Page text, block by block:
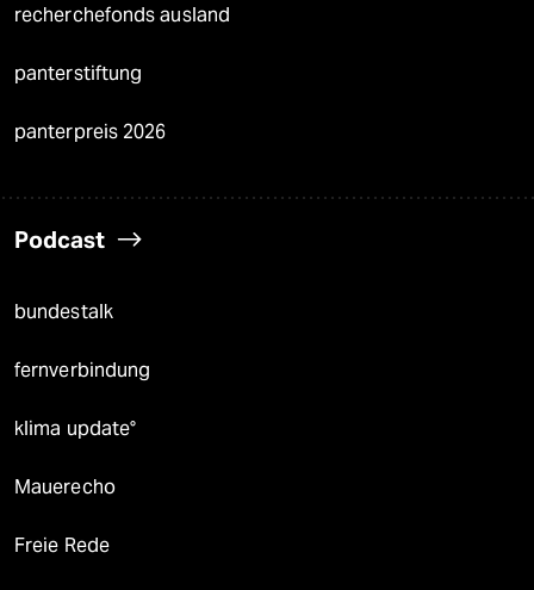
recherchefonds ausland
panterstiftung
panterpreis 2026
Podcast
bundestalk
fernverbindung
klima update°
Mauerecho
Freie Rede